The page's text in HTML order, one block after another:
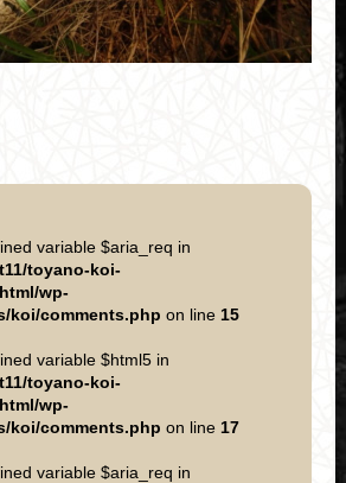
variable $aria_req in
toyano-koi-
wp-
koi/comments.php on line 15
variable $html5 in
toyano-koi-
wp-
koi/comments.php on line 17
variable $aria_req in